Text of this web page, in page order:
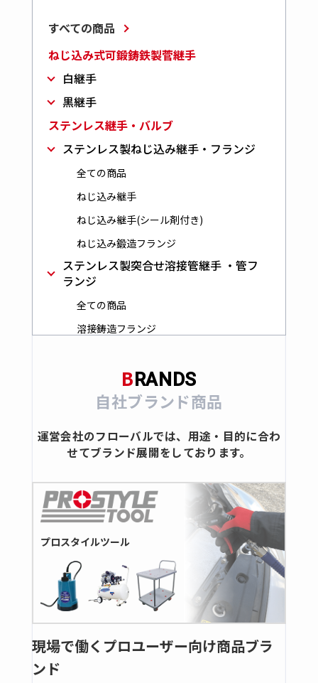
すべての商品
ねじ込み式可鍛鋳鉄製菅継手
白継手
黒継手
ステンレス継手・バルブ
ステンレス製ねじ込み継手・フランジ
全ての商品
ねじ込み継手
ねじ込み継手(シール剤付き)
ねじ込み鍛造フランジ
ステンレス製突合せ溶接管継手 ・管フ
ランジ
全ての商品
溶接鋳造フランジ
ステンレス製バルブ・コック
全ての商品
ゲート
ストレーナ
スイングチャッキ
コック
ステンレス製ダブルフェルール継手
全ての商品
ダブルフェルール継手
フロート式流量計
B RANDS
自社ブランド商品
運営会社のフローバルでは、用途・目的に合わ
せてブランド展開をしております。
プロスタイルツール
現場で働くプロユーザー向け商品ブラ
ンド